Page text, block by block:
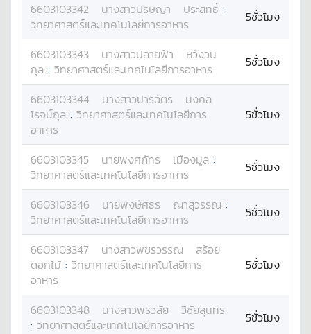
6603103342 นางสาวปริษญา ประสิทธิ์ :
วิทยาศาสตร์และเทคโนโลยีการอาหาร
5ชั่วโมง
6603103343 นางสาวปลายฟ้า
หวังวน
กุล : วิทยาศาสตร์และเทคโนโลยีการอาหาร 5ชั่วโมง
6603103344 นางสาวปาริฉัตร
มงคล
โรจน์กุล : วิทยาศาสตร์และเทคโนโลยีการ
อาหาร
5ชั่วโมง
6603103345 นายพงศภัทร เมืองมูล :
วิทยาศาสตร์และเทคโนโลยีการอาหาร
5ชั่วโมง
6603103346 นายพงษ์ศธร ญาสุวรรณ :
วิทยาศาสตร์และเทคโนโลยีการอาหาร
5ชั่วโมง
6603103347 นางสาวพชรวรรณ
สร้อย
ดอกไม้ : วิทยาศาสตร์และเทคโนโลยีการ
อาหาร
5ชั่วโมง
6603103348 นางสาวพรวลัย
วิชัยสุนทร
: วิทยาศาสตร์และเทคโนโลยีการอาหาร 5ชั่วโมง